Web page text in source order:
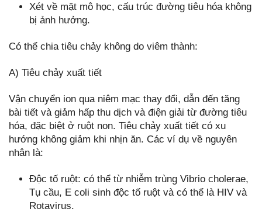
Xét về mặt mô học, cấu trúc đường tiêu hóa không
bị ảnh hưởng.
Có thể chia tiêu chảy không do viêm thành:
A) Tiêu chảy xuất tiết
Vận chuyển ion qua niêm mạc thay đổi, dẫn đến tăng
bài tiết và giảm hấp thu dịch và điện giải từ đường tiêu
hóa, đặc biệt ở ruột non. Tiêu chảy xuất tiết có xu
hướng không giảm khi nhịn ăn. Các ví dụ về nguyên
nhân là:
Độc tố ruột: có thể từ nhiễm trùng Vibrio cholerae,
Tụ cầu, E coli sinh độc tố ruột và có thể là HIV và
Rotavirus.